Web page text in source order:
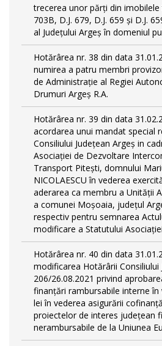
trecerea unor părţi din imobilele
703B, D.J. 679, D.J. 659 şi D.J.
al Judeţului Argeş în domeniul
Hotărârea nr. 38 din data
numirea a patru membri
de Administraţie al Regiei
Drumuri Argeş R.A.
Hotărârea nr. 39 din data
acordarea unui mandat special
Consiliului Judeţean Argeş in
Asociaţiei de Dezvoltare
Transport Piteşti, domnului
NICOLAESCU în vederea
aderarea ca membru a Unităţii
a comunei Moşoaia, judeţul
respectiv pentru semnarea
modificare a Statutului Asociaţiei
Hotărârea nr. 40 din data
modificarea Hotărârii Consiliului
206/26.08.2021 privind
finanţări rambursabile interne în
lei în vederea asigurării
proiectelor de interes judeţean
nerambursabile de la Uniunea